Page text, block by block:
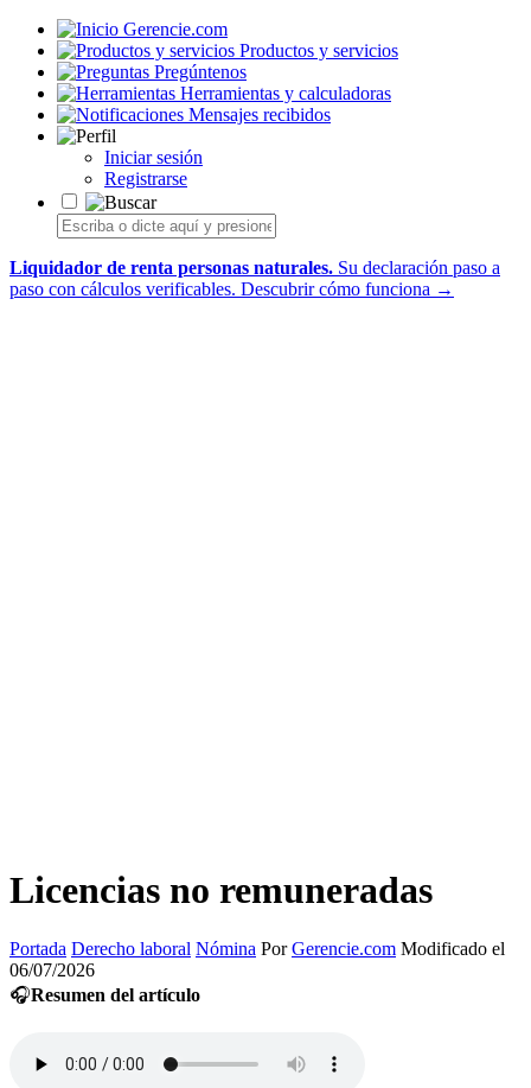
Gerencie.com
Productos y servicios
Pregúntenos
Herramientas y calculadoras
Mensajes recibidos
Iniciar sesión
Registrarse
Liquidador de renta personas naturales. Su declaración paso a
paso con cálculos verificables. Descubrir cómo funciona →
Licencias no remuneradas
Portada Derecho laboral Nómina PorGerencie.com Modificado el
06/07/2026
🎧Resumen del artículo